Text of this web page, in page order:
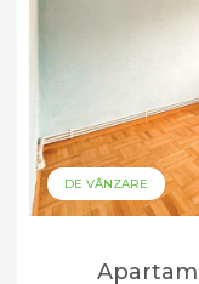
DE VÂNZARE